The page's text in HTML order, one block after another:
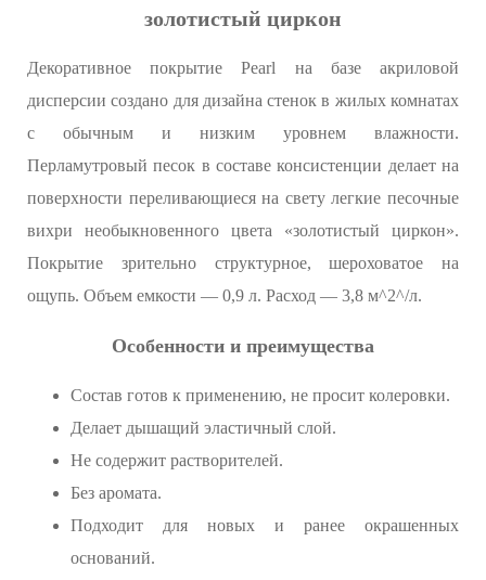
золотистый циркон
Декоративное покрытие Pearl на базе акриловой
дисперсии создано для дизайна стенок в жилых комнатах
с обычным и низким уровнем влажности.
Перламутровый песок в составе консистенции делает на
поверхности переливающиеся на свету легкие песочные
вихри необыкновенного цвета «золотистый циркон».
Покрытие зрительно структурное, шероховатое на
ощупь. Объем емкости — 0,9 л. Расход — 3,8 м^2^/л.
Особенности и преимущества
Состав готов к применению, не просит колеровки.
Делает дышащий эластичный слой.
Не содержит растворителей.
Без аромата.
Подходит для новых и ранее окрашенных
оснований.